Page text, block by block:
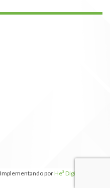
porHe³ Digital